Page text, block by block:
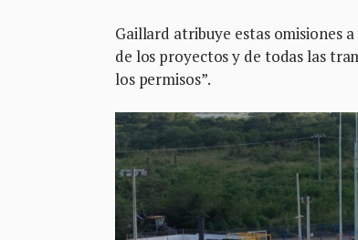
Gaillard atribuye estas omisiones
de los proyectos y de todas las
los permisos”.